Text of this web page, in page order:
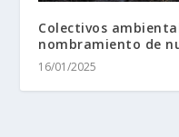
Colectivos
nombramiento de
16/01/2025